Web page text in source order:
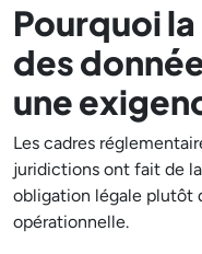
Pourquoi
des
une
Les cadres
juridictions ont fait de
obligation légale plutôt
opérationnelle.